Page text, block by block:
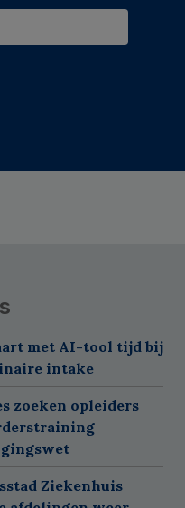
met AI-tool tijd bij
intake
zoeken opleiders
Ziekenhuis